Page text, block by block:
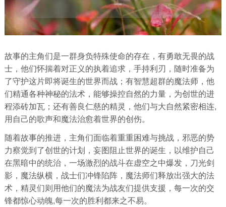
故事的主角们是一群身负特殊使命的存在，有勇敢无畏的战
士，他们怀揣着对正义的执着追求，手持利刃，随时准备为
了守护这片即将诞生的世界而战；有智慧超群的魔法师，他
们精通各种神秘的法术，能够操控自然的力量，为创世的进
程添砖加瓦；还有善良仁慈的精灵，他们与大自然紧密相连,
用自己的歌声和魔法治愈着世界的创伤。
随着故事的推进，主角们面临着重重困难与挑战，邪恶的势
力察觉到了创世的计划，妄图阻止世界的诞生，以维护自己
在黑暗中的统治，一场激烈的战斗在虚空之中爆发，刀光剑
影，魔法纵横，战士们冲锋陷阵，魔法师们释放出强大的法
术，精灵们则用他们的魔法为战友们提供支援，每一次的交
锋都惊心动魄,每一次的胜利都来之不易。